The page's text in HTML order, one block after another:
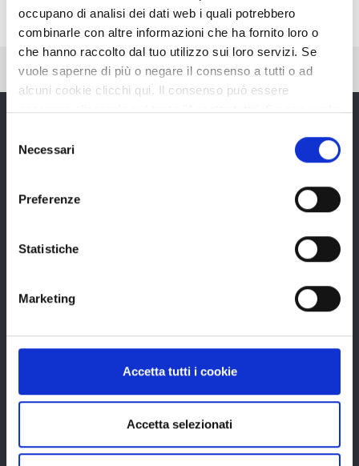
occupano di analisi dei dati web i quali potrebbero
combinarle con altre informazioni che ha fornito loro o
che hanno raccolto dal tuo utilizzo sui loro servizi. Se
vuole saperne di più o negare il consenso a tutti o ad
alcuni cookie clicchi qui. Il consenso può essere
espresso cliccando sul tasto "Accetta tutti". Se non vuole
tasto "Rifiuta".
delNecessari
Preferenze
Statistiche
Marketing
Accetta tutti i cookie
Accetta selezionati
Pubblicato: 26 Luglio 2018 — Ultima modifica: 27 Luglio 2018
Statuto e Regolamenti
Amministrazione Trasparente
Uffici e orari
Edifici e Parchi